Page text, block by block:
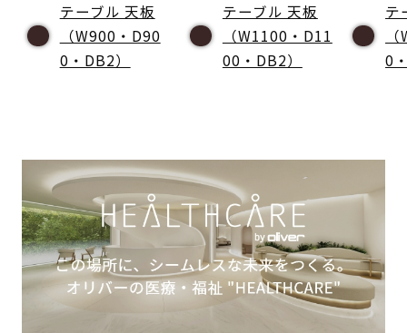
テーブル 天板
（W900・D90
0・DB2）
テーブル 天板
（W1100・D11
00・DB2）
テ
0